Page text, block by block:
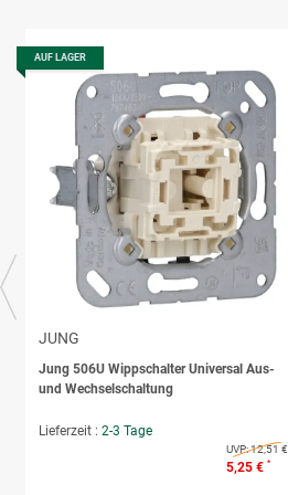
AUF LAGER
JUNG
Jung 506U Wippschalter Universal Aus-
und Wechselschaltung
Lieferzeit : 2-3 Tage
UVP:12,51 €
5,25 € *